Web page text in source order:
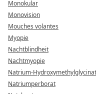
Monokular
Monovision
Mouches volantes
Myopie
Nachtblindheit
Nachtmyopie
Natrium-Hydroxymethylglycinat
Natriumperborat